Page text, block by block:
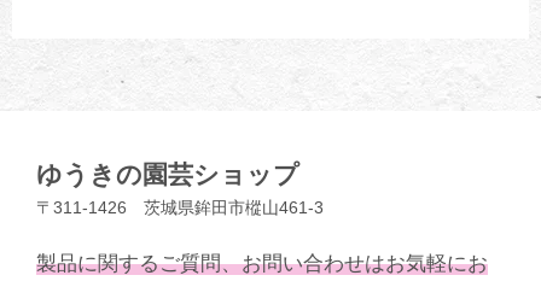
ゆうきの園芸ショップ
〒311-1426 茨城県鉾田市樅山461-3
製品に関するご質問、お問い合わせはお気軽にお